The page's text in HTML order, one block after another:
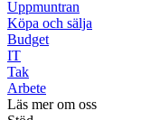
Uppmuntran
Köpa och sälja
Budget
IT
Tak
Arbete
Läs mer om oss